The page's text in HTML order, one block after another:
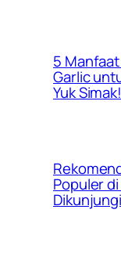
5
Garlic
Yuk Simak!
Populer
Dikunjungi